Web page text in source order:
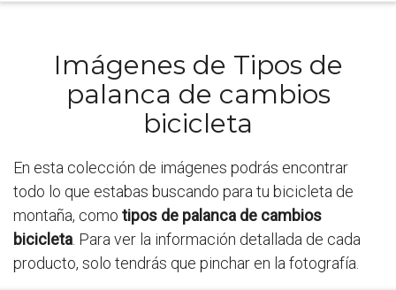
Imágenes de Tipos de
palanca de cambios
bicicleta
En esta colección de imágenes podrás encontrar
todo lo que estabas buscando para tu bicicleta de
montaña, como tipos de palanca de cambios
bicicleta . Para ver la información detallada de cada
producto, solo tendrás que pinchar en la fotografía.